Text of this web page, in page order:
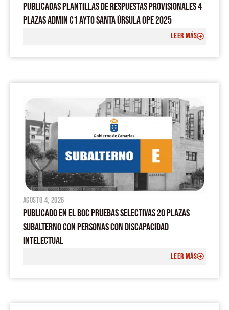
PUBLICADAS PLANTILLAS DE RESPUESTAS PROVISIONALES 4
PLAZAS ADMIN C1 AYTO SANTA ÚRSULA OPE 2025
LEER MÁS
agosto 4, 2026
PUBLICADO EN EL BOC PRUEBAS SELECTIVAS 20 PLAZAS
SUBALTERNO CON PERSONAS CON DISCAPACIDAD
INTELECTUAL
LEER MÁS